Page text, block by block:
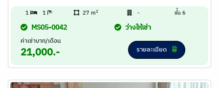
1 1 27 m2 - ชั้น 6
MS05-0042 ว่างให้เช่า
ค่าเช่าบาท/เดือน
21,000.- รายละเอียด